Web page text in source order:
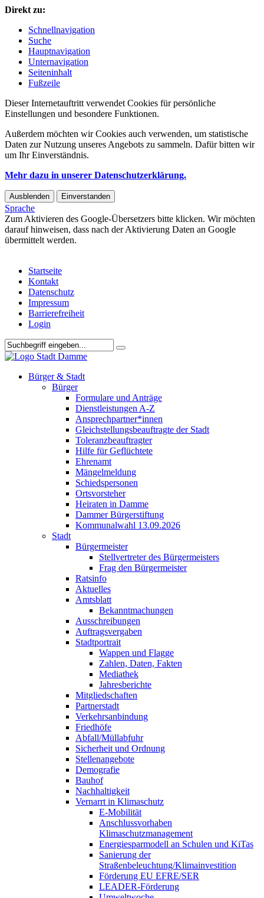
Direkt zu:
Schnellnavigation
Suche
Hauptnavigation
Unternavigation
Seiteninhalt
Fußzeile
Dieser Internetauftritt verwendet Cookies für persönliche
Einstellungen und besondere Funktionen.
Außerdem möchten wir Cookies auch verwenden, um statistische
Daten zur Nutzung unseres Angebots zu sammeln. Dafür bitten wir
um Ihr Einverständnis.
Mehr dazu in unserer Datenschutzerklärung.
Ausblenden Einverstanden
Sprache
Zum Aktivieren des Google-Übersetzers bitte klicken. Wir möchten
darauf hinweisen, dass nach der Aktivierung Daten an Google
übermittelt werden.
Startseite
Kontakt
Datenschutz
Impressum
Barrierefreiheit
Login
Bürger & Stadt
Bürger
Formulare und Anträge
Dienstleistungen A-Z
Ansprechpartner*innen
Gleichstellungsbeauftragte der Stadt
Toleranzbeauftragter
Hilfe für Geflüchtete
Ehrenamt
Mängelmeldung
Schiedspersonen
Ortsvorsteher
Heiraten in Damme
Dammer Bürgerstiftung
Kommunalwahl 13.09.2026
Stadt
Bürgermeister
Stellvertreter des Bürgermeisters
Frag den Bürgermeister
Ratsinfo
Aktuelles
Amtsblatt
Bekanntmachungen
Ausschreibungen
Auftragsvergaben
Stadtportrait
Wappen und Flagge
Zahlen, Daten, Fakten
Mediathek
Jahresberichte
Mitgliedschaften
Partnerstadt
Verkehrsanbindung
Friedhöfe
Abfall/Müllabfuhr
Sicherheit und Ordnung
Stellenangebote
Demografie
Bauhof
Nachhaltigkeit
Vernarrt in Klimaschutz
E-Mobilität
Anschlussvorhaben
Klimaschutzmanagement
Energiesparmodell an Schulen und KiTas
Sanierung der
Straßenbeleuchtung/Klimainvestition
Förderung EU EFRE/SER
LEADER-Förderung